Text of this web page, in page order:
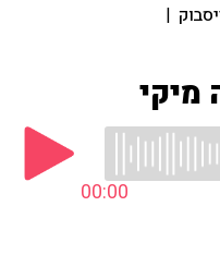
|
מיקי
00:00